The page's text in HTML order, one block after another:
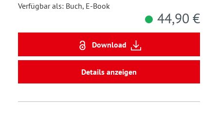
Verfügbar als: Buch, E-Book
44,90 €
Download
Details anzeigen